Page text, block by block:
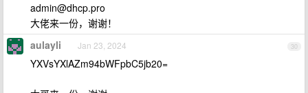
admin@dhcp.pro
大佬来一份，谢谢！
30
aulayli Jan 23, 2024
YXVsYXlAZm94bWFpbC5jb20=